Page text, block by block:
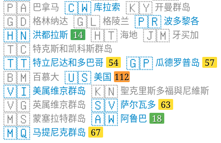
🇵🇦 巴拿马 🇨🇼 库拉索 🇰🇾 开曼群岛
🇬🇩 格林纳达 🇬🇱 格陵兰 🇵🇷 波多黎各
🇭🇳 洪都拉斯 14 🇭🇹 海地 🇯🇲 牙买加
🇹🇨 特克斯和凯科斯群岛
🇹🇹 特立尼达和多巴哥 54 🇬🇵 瓜德罗普岛 57
🇧🇲 百慕大 🇺🇸 美国 112
🇻🇮 美属维京群岛 🇰🇳 聖克里斯多福與尼維斯
🇻🇬 英属维京群岛 🇸🇻 萨尔瓦多 63
🇲🇸 蒙塞拉特群岛 🇦🇼 阿鲁巴 18
🇲🇶 马提尼克群岛 67